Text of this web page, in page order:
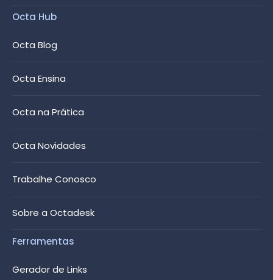
Octa Hub
Octa Blog
Octa Ensina
Octa na Prática
Octa Novidades
Trabalhe Conosco
Sobre a Octadesk
Ferramentas
Gerador de Links